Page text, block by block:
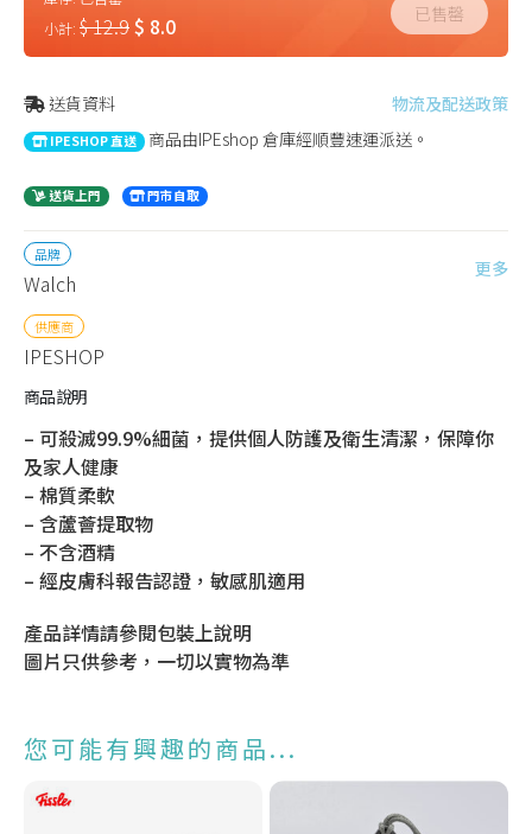
小計: $ 12.9$ 8.0 已售罄
送貨資料 物流及配送政策
IPESHOP 直送 商品由IPEshop 倉庫經順豐速運派送。
送貨上門 門市自取
品牌
Walch
更多
供應商
IPESHOP
商品說明
– 可殺滅99.9%細菌，提供個人防護及衛生清潔，保障你
及家人健康
– 棉質柔軟
– 含蘆薈提取物
– 不含酒精
– 經皮膚科報告認證，敏感肌適用
產品詳情請參閱包裝上說明
圖片只供參考，一切以實物為準
您可能有興趣的商品...